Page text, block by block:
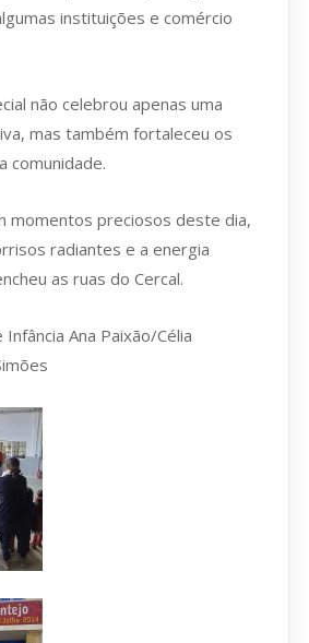
instituições e comércio
não celebrou apenas uma
mas também fortaleceu os
comunidade.
momentos preciosos deste dia,
radiantes e a energia
as ruas do Cercal.
Ana Paixão/Célia